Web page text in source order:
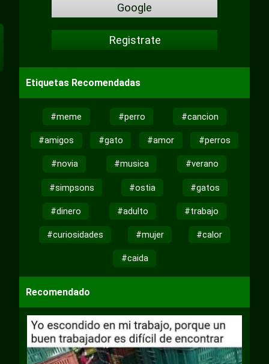
Google
Registrate
Etiquetas Recomendadas
#meme #perro #cancion
#amigos #gato #amor #perros
#novia #musica #verano
#simpsons #ostia #gatos
#dinero #adulto #trabajo
#curiosidades #mujer #calor
#caida
Recomendado